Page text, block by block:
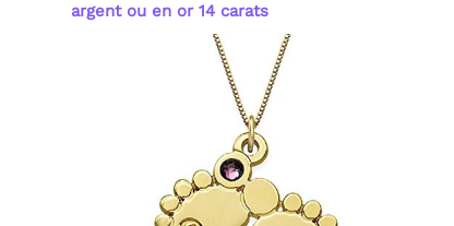
argent ou en or 14 carats